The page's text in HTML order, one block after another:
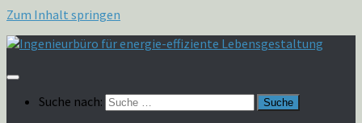
Zum Inhalt springen
Suche nach: